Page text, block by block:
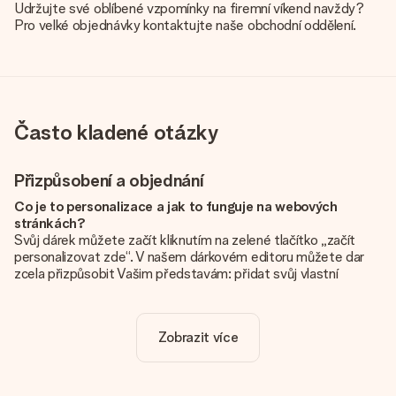
Udržujte své oblíbené vzpomínky na firemní víkend navždy?
Pro velké objednávky kontaktujte naše obchodní oddělení.
Často kladené otázky
Přizpůsobení a objednání
Co je to personalizace a jak to funguje na webových
stránkách?
Svůj dárek můžete začít kliknutím na zelené tlačítko „začít
personalizovat zde“. V našem dárkovém editoru můžete dar
zcela přizpůsobit Vašim představám: přidat svůj vlastní
Je personalizace zahrnuta v ceně?
Zobrazit více